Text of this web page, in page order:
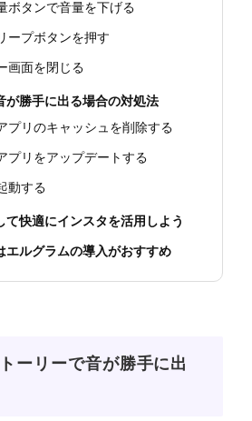
ボタンで音量を下げる
ープボタンを押す
画面を閉じる
が勝手に出る場合の対処法
プリのキャッシュを削除する
プリをアップデートする
動する
て快適にインスタを活用しよう
エルグラムの導入がおすすめ
ーリーで音が勝手に出